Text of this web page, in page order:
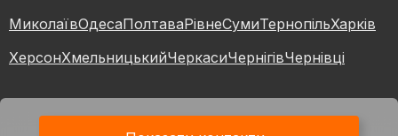
МиколаївОдесаПолтаваРівнеСумиТернопільХарків
ХерсонХмельницькийЧеркасиЧернігівЧернівці